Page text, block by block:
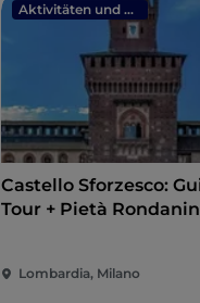
Aktivitäten und Erlebnisse
Castello Sforzesco:
Tour + Pietà
Lombardia, Milano